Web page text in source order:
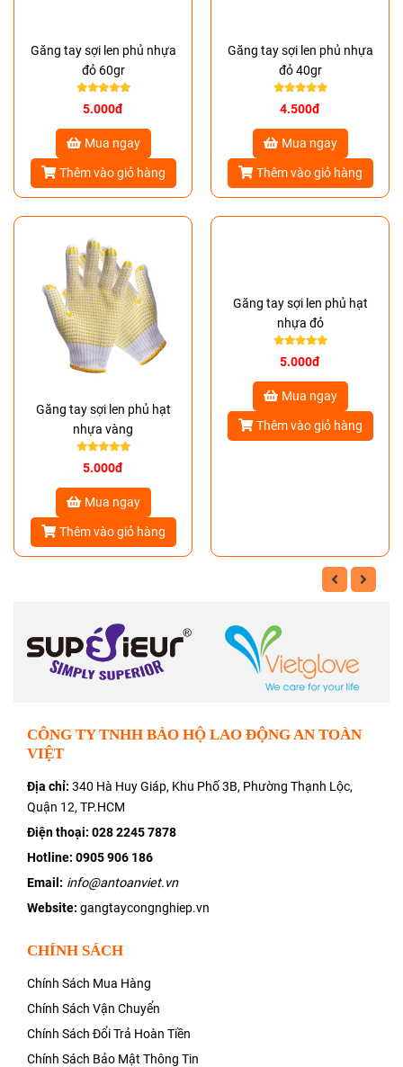
Găng tay sợi len phủ nhựa
đỏ 60gr
5.000đ
Mua ngay
Thêm vào giỏ hàng
Găng tay sợi len phủ nhựa
đỏ 40gr
4.500đ
Mua ngay
Thêm vào giỏ hàng
Găng tay sợi len phủ hạt
nhựa vàng
5.000đ
Mua ngay
Thêm vào giỏ hàng
Găng tay sợi len phủ hạt
nhựa đỏ
5.000đ
Mua ngay
Thêm vào giỏ hàng
CÔNG TY TNHH BẢO HỘ LAO ĐỘNG AN TOÀN
VIỆT
Địa chỉ: 340 Hà Huy Giáp, Khu Phố 3B, Phường Thạnh Lộc,
Quận 12, TP.HCM
Điện thoại: 028 2245 7878
Hotline: 0905 906 186
Email: info@antoanviet.vn
Website: gangtaycongnghiep.vn
CHÍNH SÁCH
Chính Sách Mua Hàng
Chính Sách Vận Chuyển
Chính Sách Đổi Trả Hoàn Tiền
Chính Sách Bảo Mật Thông Tin